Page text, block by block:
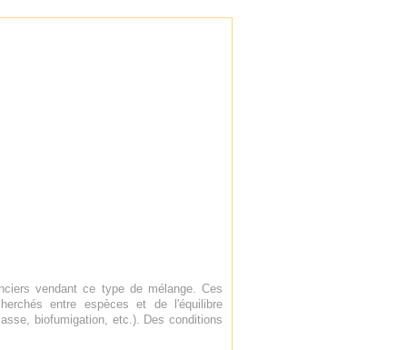
vendant ce type de mélange. Ces
entre espèces et de l'équilibre
biofumigation, etc.). Des conditions